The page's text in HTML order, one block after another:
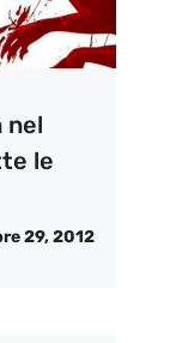
nel
le
29, 2012